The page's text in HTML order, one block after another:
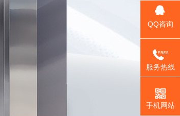
QQ咨询
服务热线
手机网站